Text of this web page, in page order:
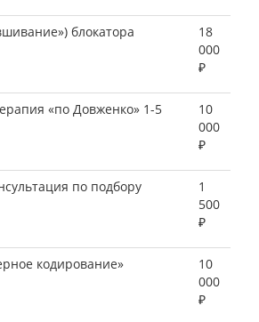
блокатора
18
000
₽
«по Довженко» 1-5
10
000
₽
по подбору
1
500
₽
кодирование»
10
000
₽